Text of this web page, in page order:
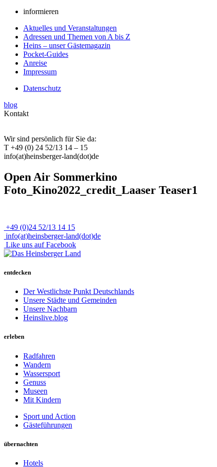
informieren
Aktuelles und Veranstaltungen
Adressen und Themen von A bis Z
Heins – unser Gästemagazin
Pocket-Guides
Anreise
Impressum
Datenschutz
blog
Kontakt
Wir sind persönlich für Sie da:
T +49 (0) 24 52/13 14 – 15
info(at)heinsberger-land(dot)de
Open Air Sommerkino
Foto_Kino2022_credit_Laaser Teaser1
+49 (0)24 52/13 14 15
info(at)heinsberger-land(dot)de
Like uns auf Facebook
entdecken
Der Westlichste Punkt Deutschlands
Unsere Städte und Gemeinden
Unsere Nachbarn
Heinslive.blog
erleben
Radfahren
Wandern
Wassersport
Genuss
Museen
Mit Kindern
Sport und Action
Gästeführungen
übernachten
Hotels